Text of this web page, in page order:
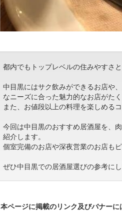
都内でもトップレベルの住みやすさ
中目黒にはサク飲みができるお店や
なニーズに合った魅力的なお店がたく
また、お値段以上の料理を楽しめる
今回は中目黒のおすすめ居酒屋を、
紹介します。
個室完備のお店や深夜営業のお店も
ぜひ中目黒での居酒屋選びの参考にし
本ページに掲載のリンク及びバナーに